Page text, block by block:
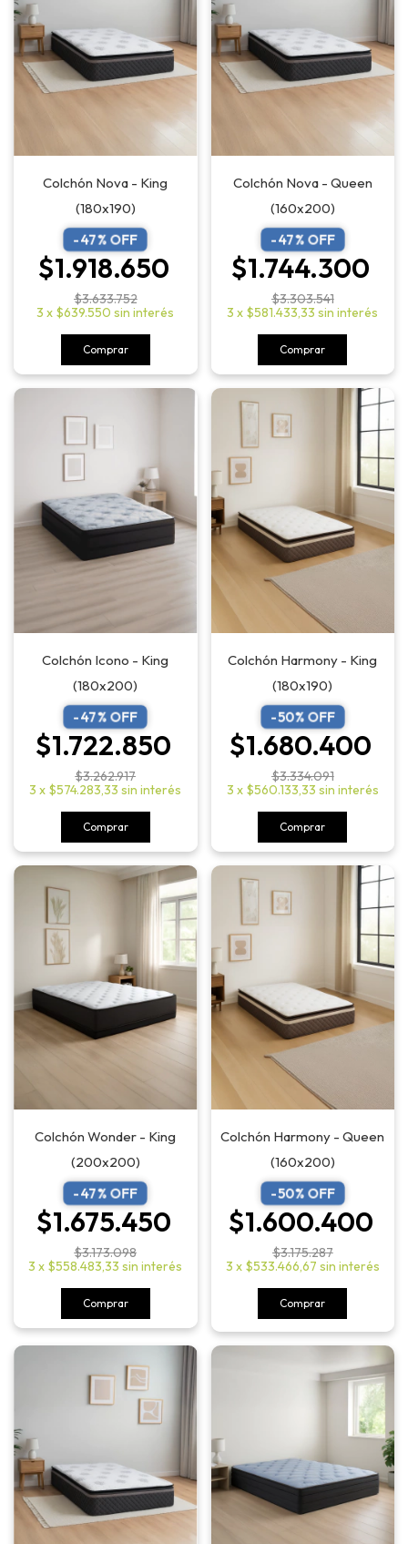
Colchón Nova - King
(180x190)
-47% OFF
$1.918.650
$3.633.752
3 x $639.550 sin interés
Comprar
Colchón Nova - Queen
(160x200)
-47% OFF
$1.744.300
$3.303.541
3 x $581.433,33 sin interés
Comprar
Colchón Icono - King
(180x200)
-47% OFF
$1.722.850
$3.262.917
3 x $574.283,33 sin interés
Comprar
Colchón Harmony - King
(180x190)
-50% OFF
$1.680.400
$3.334.091
3 x $560.133,33 sin interés
Comprar
Colchón Wonder - King
(200x200)
-47% OFF
$1.675.450
$3.173.098
3 x $558.483,33 sin interés
Comprar
Colchón Harmony - Queen
(160x200)
-50% OFF
$1.600.400
$3.175.287
3 x $533.466,67 sin interés